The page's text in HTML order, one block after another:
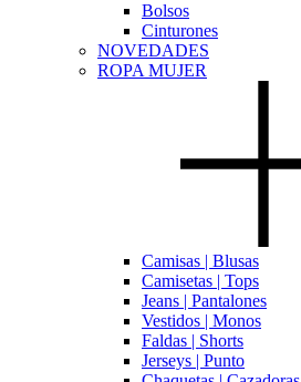
Bolsos
Cinturones
NOVEDADES
ROPA MUJER
Camisas | Blusas
Camisetas | Tops
Jeans | Pantalones
Vestidos | Monos
Faldas | Shorts
Jerseys | Punto